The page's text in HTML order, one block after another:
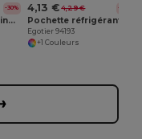
-30%
Thermos en acier inoxydable 500 ml
4,13 € 4,29 € -4%
Egotier 94193
+1 Couleurs